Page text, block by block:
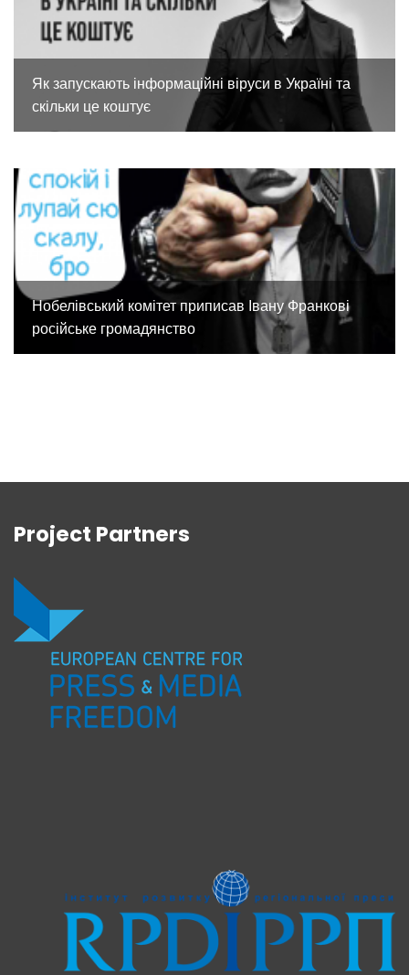
Як запускають інформаційні віруси в Україні та
скільки це коштує
Нобелівський комітет приписав Івану Франкові
російське громадянство
Project Partners